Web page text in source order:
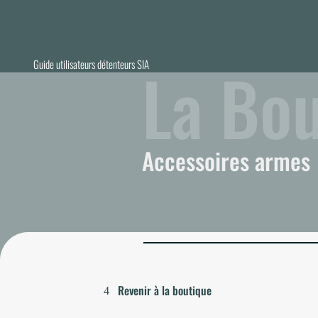
Guide utilisateurs détenteurs SIALa
Accessoires armes
Revenir à la boutique